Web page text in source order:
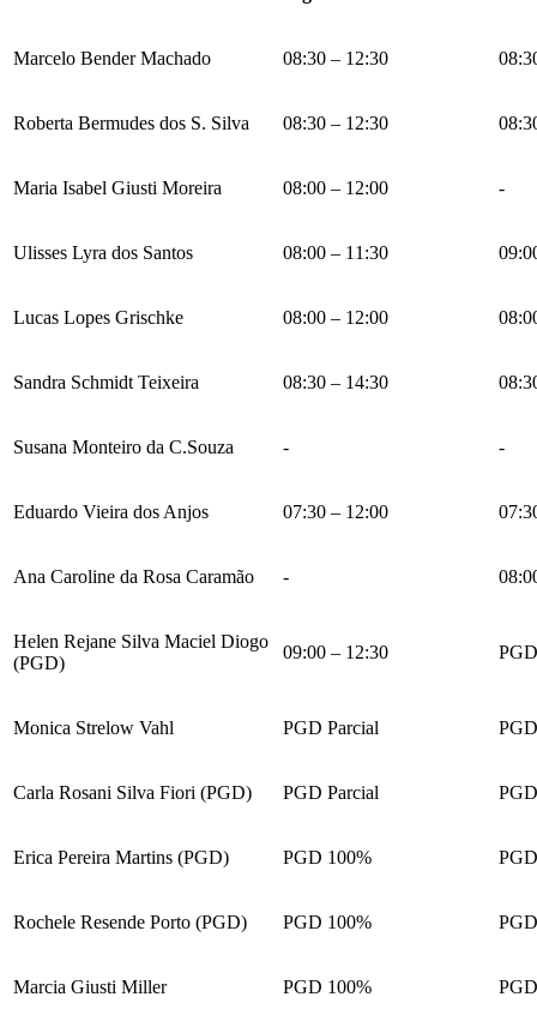
Marcelo Bender Machado 08:30 – 12:30
Roberta Bermudes dos S. Silva 08:30 – 12:30
Maria Isabel Giusti Moreira 08:00 – 12:00 -
Ulisses Lyra dos Santos 08:00 – 11:30
Lucas Lopes Grischke 08:00 – 12:00
Sandra Schmidt Teixeira 08:30 – 14:30
Susana Monteiro da C.Souza - -
Eduardo Vieira dos Anjos 07:30 – 12:00
Ana Caroline da Rosa Caramão -
Helen Rejane Silva Maciel Diogo
(PGD)
09:00 – 12:30
Monica Strelow Vahl PGD Parcial
Carla Rosani Silva Fiori (PGD) PGD Parcial
Erica Pereira Martins (PGD) PGD 100%
Rochele Resende Porto (PGD) PGD 100%
Marcia Giusti Miller PGD 100%